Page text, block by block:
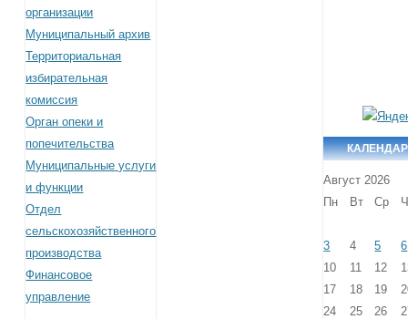
организации
Муниципальный архив
Территориальная
избирательная
комиссия
Орган опеки и
попечительства
Муниципальные услуги
и функции
Отдел
сельскохозяйственного
производства
Финансовое
управление
Август 2026
Пн
Вт Ср
3 4 5
6
10
11 12
17
18 19
24
25 26